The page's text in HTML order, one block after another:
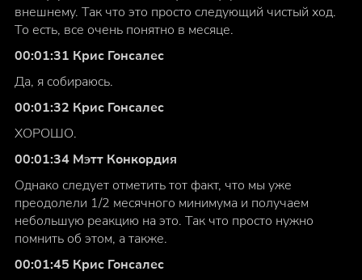
внешнему. Так что это просто следующий чистый ход.
То есть, все очень понятно в месяце.
00:01:31 Крис Гонсалес
Да, я собираюсь.
00:01:32 Крис Гонсалес
ХОРОШО.
00:01:34 Мэтт Конкордия
Однако следует отметить тот факт, что мы уже
преодолели 1/2 месячного минимума и получаем
небольшую реакцию на это. Так что просто нужно
помнить об этом, а также.
00:01:45 Крис Гонсалес